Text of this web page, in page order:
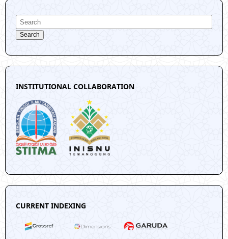
Search
INSTITUTIONAL COLLABORATION
CURRENT INDEXING